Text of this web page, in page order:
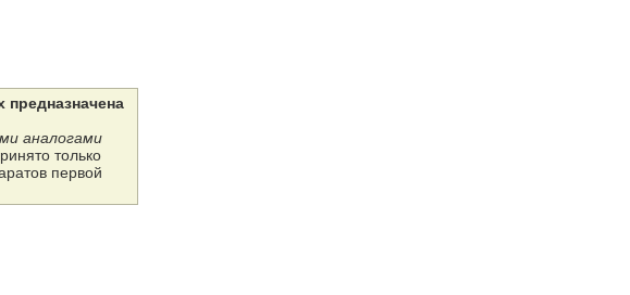
предназначена
аналогами
только
первой